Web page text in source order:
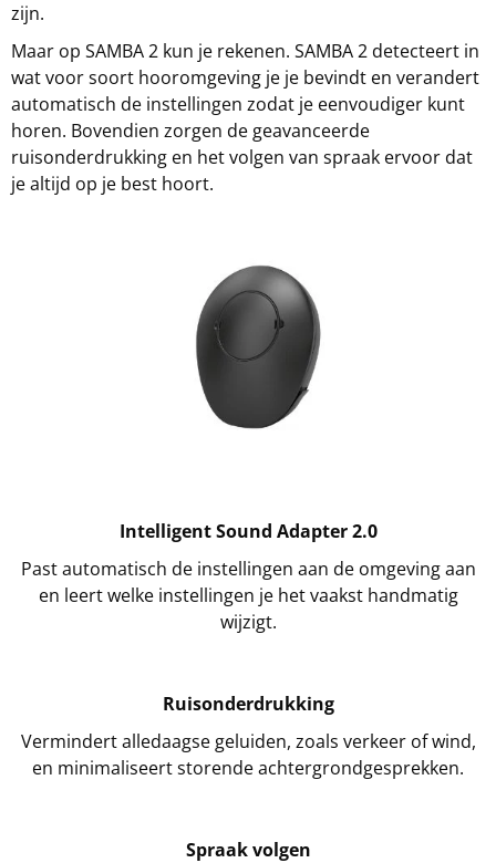
zijn.
Maar op SAMBA 2 kun je rekenen. SAMBA 2 detecteert in
wat voor soort hooromgeving je je bevindt en verandert
automatisch de instellingen zodat je eenvoudiger kunt
horen. Bovendien zorgen de geavanceerde
ruisonderdrukking en het volgen van spraak ervoor dat
je altijd op je best hoort.
Intelligent Sound Adapter 2.0
Past automatisch de instellingen aan de omgeving aan
en leert welke instellingen je het vaakst handmatig
wijzigt.
Ruisonderdrukking
Vermindert alledaagse geluiden, zoals verkeer of wind,
en minimaliseert storende achtergrondgesprekken.
Spraak volgen